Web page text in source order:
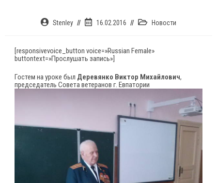
АвторStenley
Запись16.02.2016
РубрикаНовости
[responsivevoice_button voice=»Russian Female»
buttontext=»Прослушать запись»]
Гостем на уроке был Деревянко Виктор Михайлович,
председатель Совета ветеранов г. Евпатории